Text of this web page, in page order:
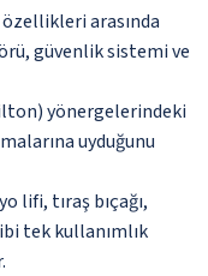
arasında
güvenlik sistemi ve
yönergelerindeki
uyduğunu
lifi, tıraş bıçağı,
tek kullanımlık